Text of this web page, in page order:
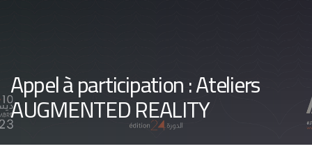
Appel à participation : Ateliers
AUGMENTED REALITY